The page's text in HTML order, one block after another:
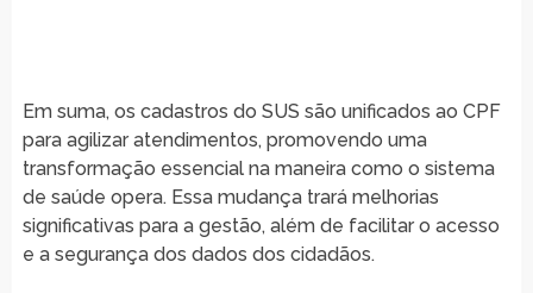
Em suma, os cadastros do SUS são unificados ao CPF
para agilizar atendimentos, promovendo uma
transformação essencial na maneira como o sistema
de saúde opera. Essa mudança trará melhorias
significativas para a gestão, além de facilitar o acesso
e a segurança dos dados dos cidadãos.